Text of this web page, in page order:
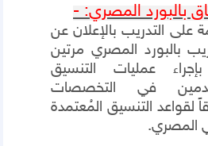
بالبورد المصري: -
على التدريب بالإعلان عن
بالبورد المصري مرتين
عمليات التنسيق
في التخصصات
لقواعد التنسيق المُعتمدة
المصري.